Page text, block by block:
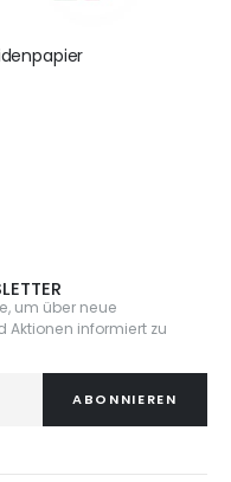
um über neue
Aktionen informiert zu
ABONNIEREN